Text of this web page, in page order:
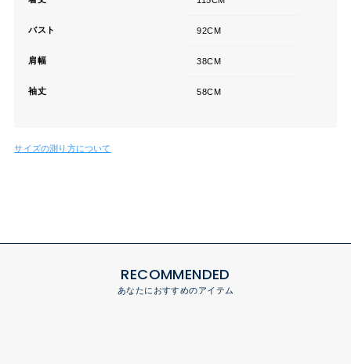
バスト 92CM
肩幅 38CM
袖丈 58CM
サイズの測り方について
RECOMMENDED
あなたにおすすめのアイテム